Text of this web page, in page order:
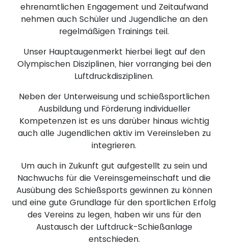
ehrenamtlichen Engagement und Zeitaufwand
nehmen auch Schüler und Jugendliche an den
regelmäßigen Trainings teil.
Unser Hauptaugenmerkt hierbei liegt auf den
Olympischen Disziplinen, hier vorranging bei den
Luftdruckdisziplinen.
Neben der Unterweisung und schießsportlichen
Ausbildung und Förderung individueller
Kompetenzen ist es uns darüber hinaus wichtig
auch alle Jugendlichen aktiv im Vereinsleben zu
integrieren.
Um auch in Zukunft gut aufgestellt zu sein und
Nachwuchs für die Vereinsgemeinschaft und die
Ausübung des Schießsports gewinnen zu können
und eine gute Grundlage für den sportlichen Erfolg
des Vereins zu legen, haben wir uns für den
Austausch der Luftdruck-Schießanlage
entschieden.